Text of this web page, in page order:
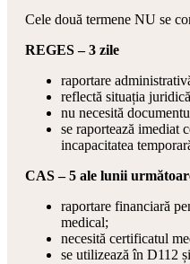
Cele două termene NU se
REGES – 3 zile
raportare
reflectă situația
nu necesită
se raportează imediat
incapacitatea
CAS – 5 ale lunii
raportare financiară
medical;
necesită certificatul
se utilizează în D112